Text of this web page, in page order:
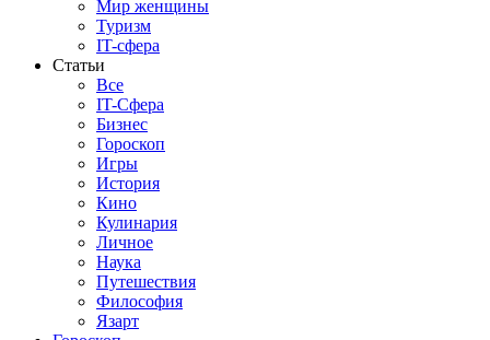
Мир женщины
Туризм
IT-сфера
Статьи
Все
IT-Сфера
Бизнес
Гороскоп
Игры
История
Кино
Кулинария
Личное
Наука
Путешествия
Философия
Язарт